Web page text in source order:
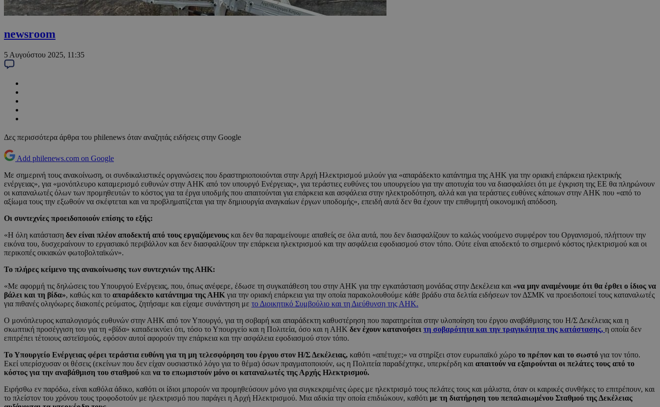
newsroom
5 Αυγούστου 2025, 11:35
Δες περισσότερα άρθρα του philenews όταν αναζητάς ειδήσεις στην Google
Add philenews.com on Google
Με σημερινή τους ανακοίνωση, οι συνδικαλιστικές οργανώσεις που δραστηριοποιούνται στην Αρχή Ηλεκτρισμού μιλούν για «απαράδεκτο κατάντημα της ΑΗΚ για την οριακή επάρκεια ηλεκτρικής
ενέργειας», για «μονόπλευρο καταμερισμό ευθυνών στην ΑΗΚ από τον υπουργό Ενέργειας», για τεράστιες ευθύνες του υπουργείου για την αποτυχία του να διασφαλίσει ότι με έγκριση της ΕΕ θα πληρώνουν
οι καταναλωτές όλων των προμηθευτών το κόστος για τα έργα υποδμής που απαιτούνται για επάρκεια και ασφάλεια στην ηλεκτροδότηση, αλλά και για τεράστιες ευθύνες κάποιων στην ΑΗΚ που «από το
αξίωμα τους την εξωθούν να σκέφτεται και να προβληματίζεται για την δημιουργία αναγκαίων έργων υποδομής», επειδή αυτά δεν θα έχουν την επιθυμητή οικονομική απόδοση.
Οι συντεχνίες προειδοποιούν επίσης το εξής:
«Η όλη κατάσταση δεν είναι πλέον αποδεκτή από τους εργαζόμενους και δεν θα παραμείνουμε απαθείς σε όλα αυτά, που δεν διασφαλίζουν το καλώς νοούμενο συμφέρον του Οργανισμού, πλήττουν την
εικόνα του, δυσχεραίνουν το εργασιακό περιβάλλον και δεν διασφαλίζουν την επάρκεια ηλεκτρισμού και την ασφάλεια εφοδιασμού στον τόπο. Ούτε είναι αποδεκτό το σημερινό κόστος ηλεκτρισμού και οι
περικοπές οικιακών φωτοβολταϊκών».
Το πλήρες κείμενο της ανακοίνωσης των συντεχνιών της ΑΗΚ:
«Με αφορμή τις δηλώσεις του Υπουργού Ενέργειας, που, όπως ανέφερε, έδωσε τη συγκατάθεση του στην ΑΗΚ για την εγκατάσταση μονάδας στην Δεκέλεια και «να μην αναμένουμε ότι θα έρθει ο ίδιος να
βάλει και τη βίδα», καθώς και το απαράδεκτο κατάντημα της ΑΗΚ για την οριακή επάρκεια για την οποία παρακολουθούμε κάθε βράδυ στα δελτία ειδήσεων τον ΔΣΜΚ να προειδοποιεί τους καταναλωτές
για πιθανές ολιγόωρες διακοπές ρεύματος, ζητήσαμε και είχαμε συνάντηση με το Διοικητικό Συμβούλιο και τη Διεύθυνση της ΑΗΚ.
Ο μονόπλευρος καταλογισμός ευθυνών στην ΑΗΚ από τον Υπουργό, για τη σοβαρή και απαράδεκτη καθυστέρηση που παρατηρείται στην υλοποίηση του έργου αναβάθμισης του Η/Σ Δεκέλειας και η
σκωπτική προσέγγιση του για τη «βίδα» καταδεικνύει ότι, τόσο το Υπουργείο και η Πολιτεία, όσο και η ΑΗΚ δεν έχουν κατανοήσει τη σοβαρότητα και την τραγικότητα της κατάστασης, η οποία δεν
επιτρέπει τέτοιους αστεϊσμούς, εφόσον αυτοί αφορούν την επάρκεια και την ασφάλεια εφοδιασμού στον τόπο.
Το Υπουργείο Ενέργειας φέρει τεράστια ευθύνη για τη μη τελεσφόρηση του έργου στον Η/Σ Δεκέλειας, καθότι «απέτυχε;» να στηρίξει στον ευρωπαϊκό χώρο το πρέπον και το σωστό για τον τόπο.
Εκεί υπερίσχυσαν οι θέσεις (εκείνων που δεν είχαν ουσιαστικό λόγο για το θέμα) όσων πραγματοποιούν, ως η Πολιτεία παραδέχτηκε, υπερκέρδη και απαιτούν να εξαιρούνται οι πελάτες τους από το
κόστος για την αναβάθμιση του σταθμού και να το επωμιστούν μόνο οι καταναλωτές της Αρχής Ηλεκτρισμού.
Ειρήσθω εν παρόδω, είναι καθόλα άδικο, καθότι οι ίδιοι μπορούν να προμηθεύσουν μόνο για συγκεκριμένες ώρες με ηλεκτρισμό τους πελάτες τους και μάλιστα, όταν οι καιρικές συνθήκες το επιτρέπουν, και
το πλείστον του χρόνου τους τροφοδοτούν με ηλεκτρισμό που παράγει η Αρχή Ηλεκτρισμού. Μια αδικία την οποία επιδιώκουν, καθότι με τη διατήρηση του πεπαλαιωμένου Σταθμού της Δεκέλειας